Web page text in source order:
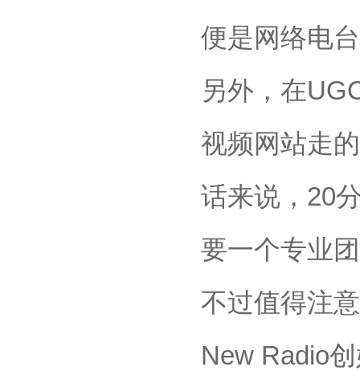
便是网络电
另外，在
视频网站走
话来说，20
要一个专业
不过值得注
New Radio